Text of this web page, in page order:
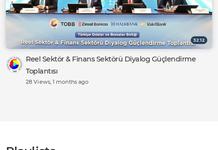
32:12
Reel Sektör & Finans Sektörü Diyalog Güçlendirme
Toplantısı
28 Views, 1 months ago